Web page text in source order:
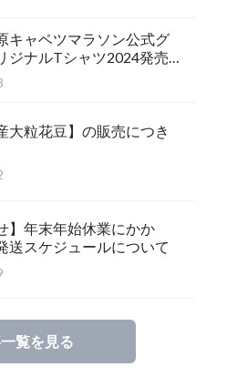
キャベツマラソン公式グ
ジナルTシャツ2024発売
大粒花豆】の販売につき
】年末年始休業にかか
送スケジュールについて
覧を見る